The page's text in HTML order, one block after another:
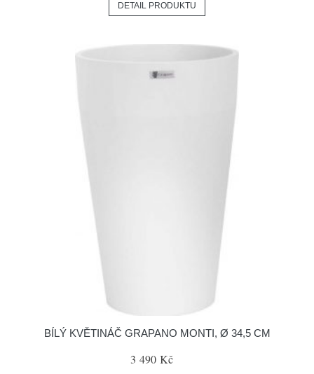
DETAIL PRODUKTU
BÍLÝ KVĚTINÁČ GRAPANO MONTI, Ø 34,5 CM
3 490 Kč